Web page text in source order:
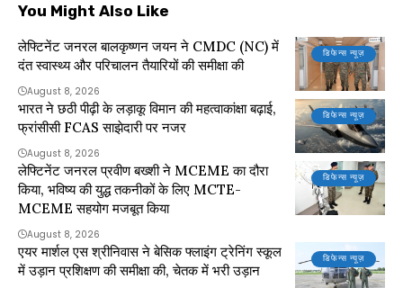
You Might Also Like
डिफेन्स न्यूज़
लेफ्टिनेंट जनरल बालकृष्णन जयन ने CMDC (NC) में
दंत स्वास्थ्य और परिचालन तैयारियों की समीक्षा की
August 8, 2026
डिफेन्स न्यूज़
भारत ने छठी पीढ़ी के लड़ाकू विमान की महत्वाकांक्षा बढ़ाई,
फ्रांसीसी FCAS साझेदारी पर नजर
August 8, 2026
डिफेन्स न्यूज़
लेफ्टिनेंट जनरल प्रवीण बख्शी ने MCEME का दौरा
किया, भविष्य की युद्ध तकनीकों के लिए MCTE-
MCEME सहयोग मजबूत किया
August 8, 2026
डिफेन्स न्यूज़
एयर मार्शल एस श्रीनिवास ने बेसिक फ्लाइंग ट्रेनिंग स्कूल
में उड़ान प्रशिक्षण की समीक्षा की, चेतक में भरी उड़ान